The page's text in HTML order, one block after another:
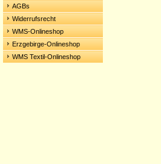
AGBs
Widerrufsrecht
WMS-Onlineshop
Erzgebirge-Onlineshop
WMS Textil-Onlineshop